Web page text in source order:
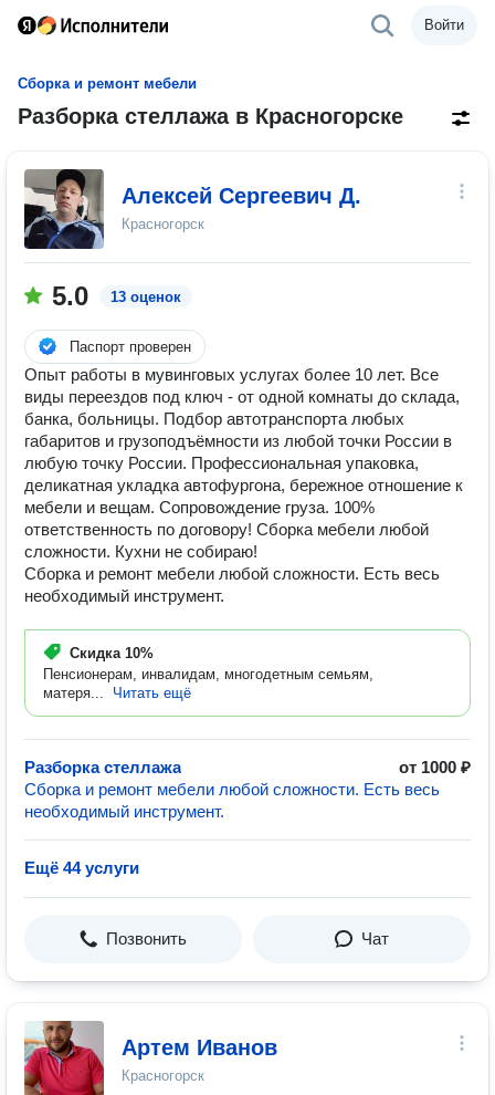
Войти
Сборка и ремонт мебели
Разборка стеллажа в Красногорске
Алексей Сергеевич Д.
Красногорск
5.0 13 оценок
Паспорт проверен
Опыт работы в мувинговых услугах более 10 лет. Все
виды переездов под ключ - от одной комнаты до склада,
банка, больницы. Подбор автотранспорта любых
габаритов и грузоподъёмности из любой точки России в
любую точку России. Профессиональная упаковка,
деликатная укладка автофургона, бережное отношение к
мебели и вещам. Сопровождение груза. 100%
ответственность по договору! Сборка мебели любой
сложности. Кухни не собираю!
Сборка и ремонт мебели любой сложности. Есть весь
необходимый инструмент.
Скидка 10%
Пенсионерам, инвалидам, многодетным семьям,
матеря...
Читать ещё
Разборка стеллажа
от 1000 ₽
Сборка и ремонт мебели любой сложности. Есть весь
необходимый инструмент.
Ещё 44 услуги
Позвонить Чат
Артем Иванов
Красногорск